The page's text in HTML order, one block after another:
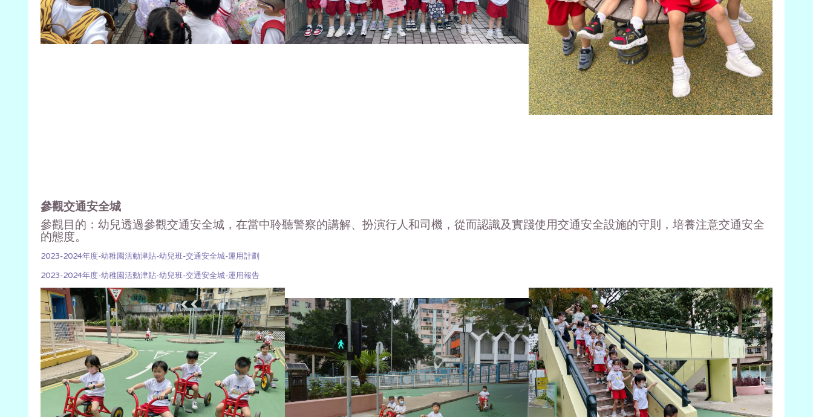
參觀交通安全城
參觀目的：幼兒透過參觀交通安全城，在當中聆聽警察的講解、扮演行人和司機，從而認識及實踐使用交通安全設施的守則，培養注意交通安全
的態度。
2023-2024年度-幼稚園活動津貼-幼兒班-交通安全城-運用計劃
2023-2024年度-幼稚園活動津貼-幼兒班-交通安全城-運用報告